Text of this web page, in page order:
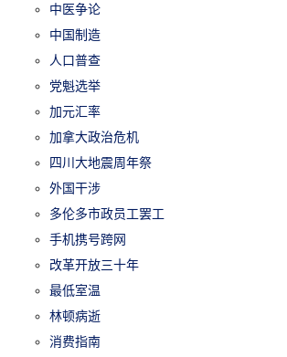
中医争论
中国制造
人口普查
党魁选举
加元汇率
加拿大政治危机
四川大地震周年祭
外国干涉
多伦多市政员工罢工
手机携号跨网
改革开放三十年
最低室温
林顿病逝
消费指南